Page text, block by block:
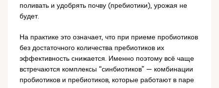
поливать и удобрять почву (пребиотики), урожая не
будет.
На практике это означает, что при приеме пробиотиков
без достаточного количества пребиотиков их
эффективность снижается. Именно поэтому всё чаще
встречаются комплексы “синбиотиков” — комбинации
пробиотиков и пребиотиков, которые работают в паре